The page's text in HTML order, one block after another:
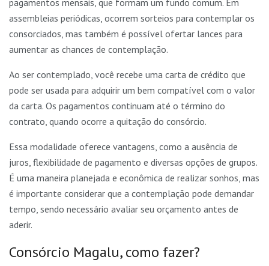
pagamentos mensais, que formam um fundo comum. Em
assembleias periódicas, ocorrem sorteios para contemplar os
consorciados, mas também é possível ofertar lances para
aumentar as chances de contemplação.
Ao ser contemplado, você recebe uma carta de crédito que
pode ser usada para adquirir um bem compatível com o valor
da carta. Os pagamentos continuam até o término do
contrato, quando ocorre a quitação do consórcio.
Essa modalidade oferece vantagens, como a ausência de
juros, flexibilidade de pagamento e diversas opções de grupos.
É uma maneira planejada e econômica de realizar sonhos, mas
é importante considerar que a contemplação pode demandar
tempo, sendo necessário avaliar seu orçamento antes de
aderir.
Consórcio Magalu, como fazer?